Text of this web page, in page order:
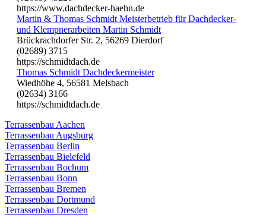
https://www.dachdecker-haehn.de
Martin & Thomas Schmidt Meisterbetrieb für Dachdecker-
und Klempnerarbeiten Martin Schmidt
Brückrachdorfer Str. 2, 56269 Dierdorf
(02689) 3715
https://schmidtdach.de
Thomas Schmidt Dachdeckermeister
Wiedhöhe 4, 56581 Melsbach
(02634) 3166
https://schmidtdach.de
Terrassenbau Aachen
Terrassenbau Augsburg
Terrassenbau Berlin
Terrassenbau Bielefeld
Terrassenbau Bochum
Terrassenbau Bonn
Terrassenbau Bremen
Terrassenbau Dortmund
Terrassenbau Dresden